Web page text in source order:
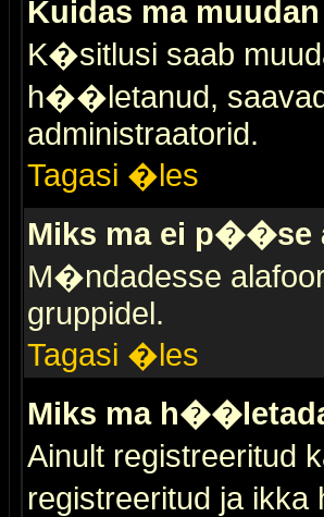
Kuidas ma
K�sitlusi saab
h��letanud,
administraatorid.
Tagasi �les
Miks ma ei p��se
M�ndadesse
gruppidel.
Tagasi �les
Miks ma
Ainult registreeritud
registreeritud ja